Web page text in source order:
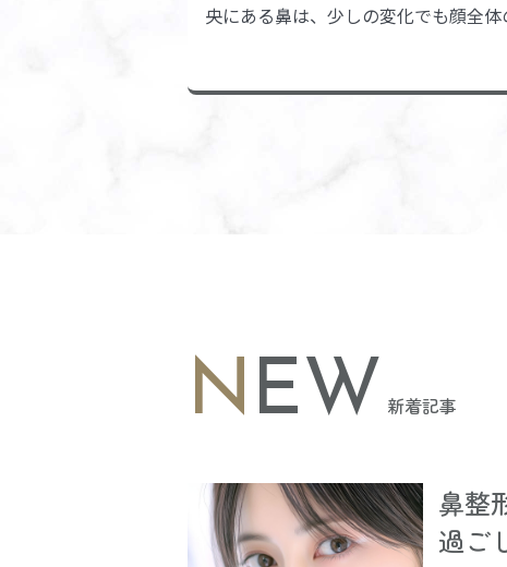
央にある鼻は、少しの変化でも顔全
NEW 新着記事
鼻整
過ご